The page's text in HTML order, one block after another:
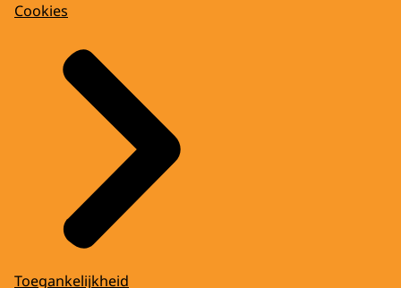
Cookies
Toegankelijkheid